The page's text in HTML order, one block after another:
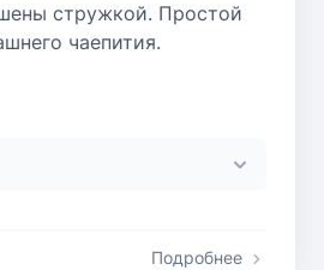
стружкой. Простой
чаепития.
Подробнее